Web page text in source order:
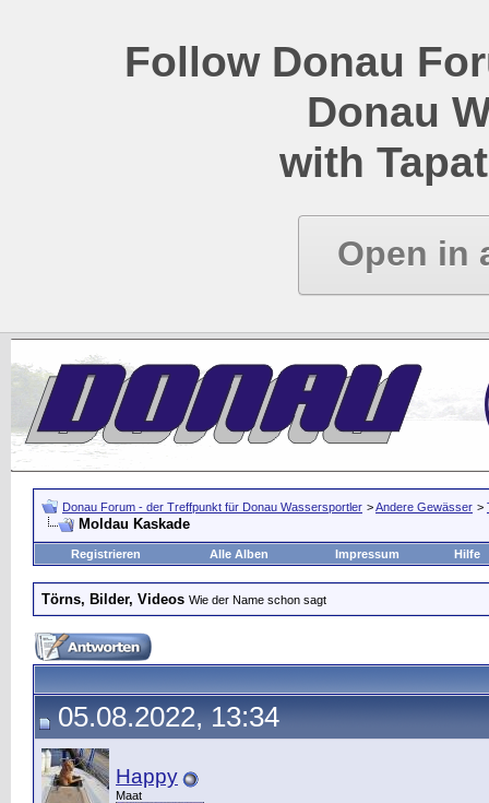
Follow Donau
Donau
with
Open in
Donau Forum - der Treffpunkt für Donau Wassersportler >Andere Gewässer >
Moldau Kaskade
Registrieren Alle Alben Impressum Hilfe
Törns, Bilder, Videos Wie der Name schon sagt
05.08.2022, 13:34
Happy
Maat